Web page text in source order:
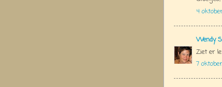
4
Wendy
Ziet er
7